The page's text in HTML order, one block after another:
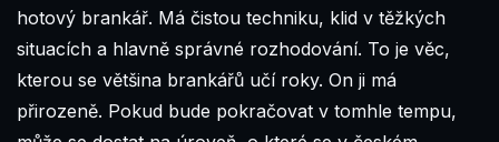
hotový brankář. Má čistou techniku, klid v těžkých
situacích a hlavně správné rozhodování. To je věc,
kterou se většina brankářů učí roky. On ji má
přirozeně. Pokud bude pokračovat v tomhle tempu,